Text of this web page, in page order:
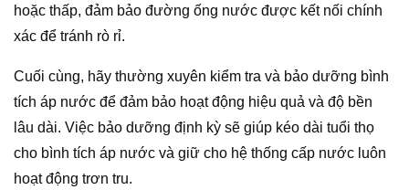
hoặc thấp, đảm bảo đường ống nước được kết nối chính
xác để tránh rò rỉ.
Cuối cùng, hãy thường xuyên kiểm tra và bảo dưỡng bình
tích áp nước để đảm bảo hoạt động hiệu quả và độ bền
lâu dài. Việc bảo dưỡng định kỳ sẽ giúp kéo dài tuổi thọ
cho bình tích áp nước và giữ cho hệ thống cấp nước luôn
hoạt động trơn tru.